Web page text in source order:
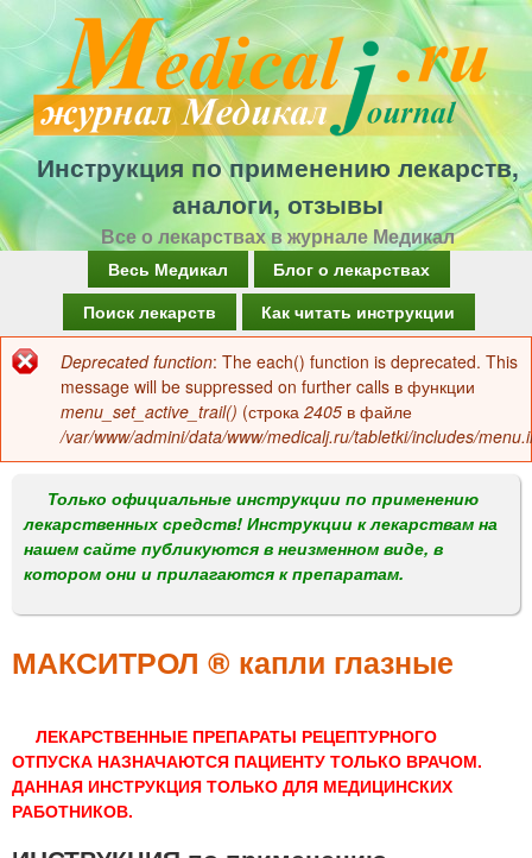
Перейти
к
основному
содержанию
Инструкция по применению лекарств,
аналоги, отзывы
Все о лекарствах в журнале Медикал
а
в
о
м
е
н
Весь Медикал
Блог о лекарствах
Поиск лекарств
Как читать инструкции
Сообщение
об
ошибке
Deprecated function: The each() function is deprecated. This
message will be suppressed on further calls в функции
menu_set_active_trail() (строка 2405 в файле
/var/www/admini/data/www/medicalj.ru/tabletki/includes/
Только официальные инструкции по применению
лекарственных средств! Инструкции к лекарствам на
нашем сайте публикуются в неизменном виде, в
котором они и прилагаются к препаратам.
МАКСИТРОЛ ® капли глазные
ЛЕКАРСТВЕННЫЕ ПРЕПАРАТЫ РЕЦЕПТУРНОГО
ОТПУСКА НАЗНАЧАЮТСЯ ПАЦИЕНТУ ТОЛЬКО ВРАЧОМ.
ДАННАЯ ИНСТРУКЦИЯ ТОЛЬКО ДЛЯ МЕДИЦИНСКИХ
РАБОТНИКОВ.